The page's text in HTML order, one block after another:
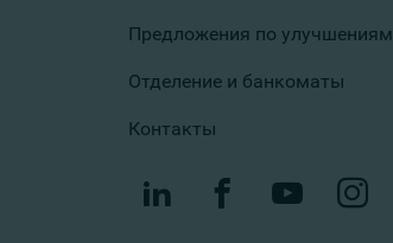
Предложения по улучшениям
Отделение и банкоматы
Контакты